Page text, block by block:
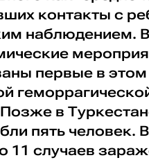
контакты с
наблюдением.
первые в
в
пять человек.
11 случаев